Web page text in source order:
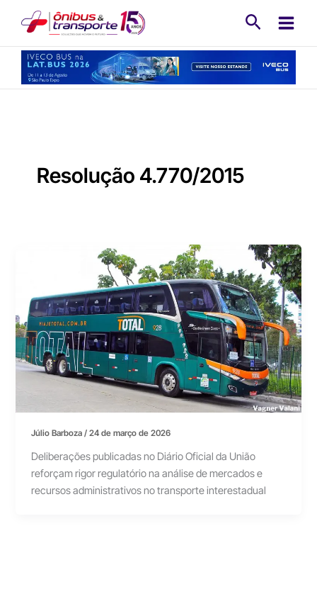
conteúdo
Resolução 4.770/2015
Júlio Barboza/24 de março de 2026
Deliberações publicadas no Diário Oficial da União
reforçam rigor regulatório na análise de mercados e
recursos administrativos no transporte interestadual